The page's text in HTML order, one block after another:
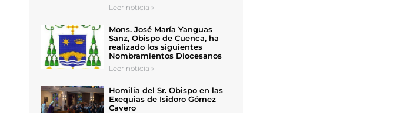
Leer noticia »
Mons. José María Yanguas
Sanz, Obispo de Cuenca, ha
realizado los siguientes
Nombramientos Diocesanos
Leer noticia »
Homilía del Sr. Obispo en las
Exequias de Isidoro Gómez
Cavero